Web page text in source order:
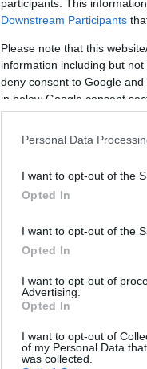
participants. This
Downstream Participants
Please note that this
information including but
deny consent to Google
in below Google consent
Personal Data
I want to opt-out of the
Opted In
I want to opt-out of the
Opted In
I want to opt-out of
Advertising.
Opted In
I want to opt-out of
of my Personal Data
was collected.